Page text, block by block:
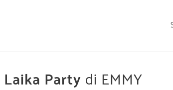
Laika Party di EMMY